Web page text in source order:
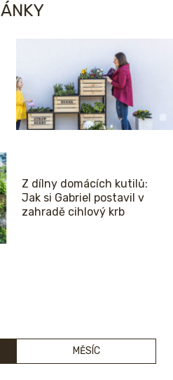
Z dílny domácích kutilů:
Jak si Gabriel postavil v
zahradě cihlový krb
MĚSÍC